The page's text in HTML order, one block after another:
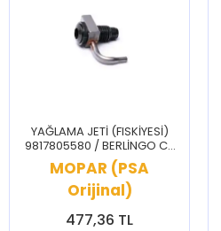
YAĞLAMA JETİ (FISKİYESİ)
9817805580 / BERLİNGO C3
C4 CELYSEE 2008 208 3008
301 308 508 PRTNR RFTR
MOPAR (PSA
Orijinal)
477,36 TL